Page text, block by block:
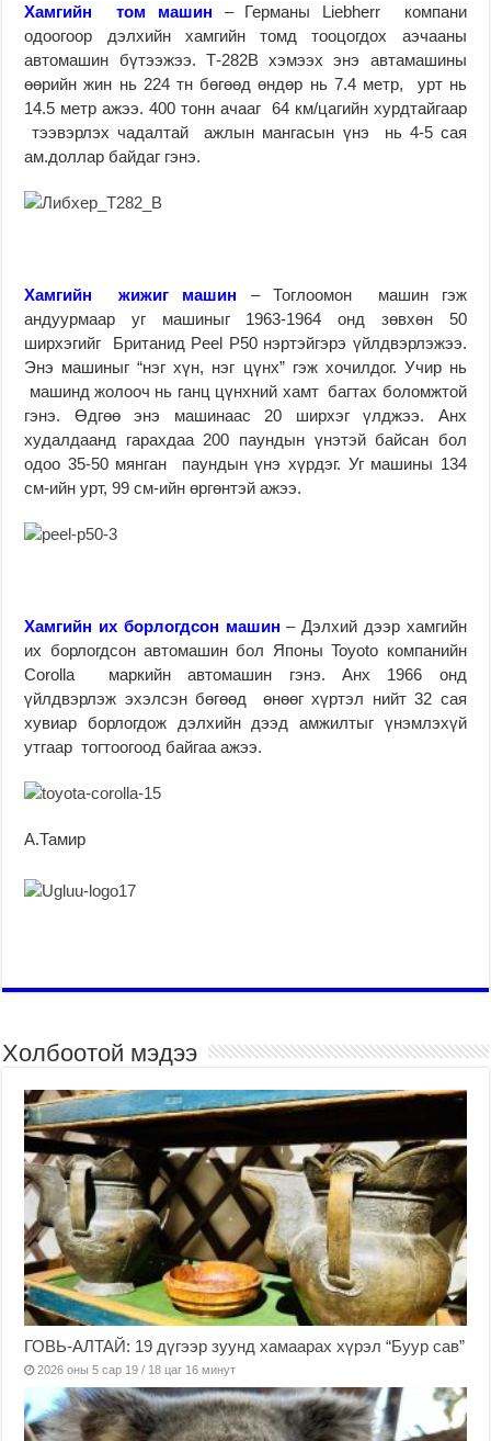
Хамгийн том машин – Германы Liebherr компани
одоогоор дэлхийн хамгийн томд тооцогдох аэчааны
автомашин бүтээжээ. Т-282В хэмээх энэ автамашины
өөрийн жин нь 224 тн бөгөөд өндөр нь 7.4 метр, урт нь
14.5 метр ажээ. 400 тонн ачааг 64 км/цагийн хурдтайгаар
тээвэрлэх чадалтай ажлын мангасын үнэ нь 4-5 сая
ам.доллар байдаг гэнэ.
Хамгийн жижиг машин – Тоглоомон машин гэж
андуурмаар уг машиныг 1963-1964 онд зөвхөн 50
ширхэгийг Британид Peel P50 нэртэйгэрэ үйлдвэрлэжээ.
Энэ машиныг “нэг хүн, нэг цүнх” гэж хочилдог. Учир нь
машинд жолооч нь ганц цүнхний хамт багтах боломжтой
гэнэ. Өдгөө энэ машинаас 20 ширхэг үлджээ. Анх
худалдаанд гарахдаа 200 паундын үнэтэй байсан бол
одоо 35-50 мянган паундын үнэ хүрдэг. Уг машины 134
см-ийн урт, 99 см-ийн өргөнтэй ажээ.
Хамгийн их борлогдсон машин – Дэлхий дээр хамгийн
их борлогдсон автомашин бол Японы Toyoto компанийн
Corolla маркийн автомашин гэнэ. Анх 1966 онд
үйлдвэрлэж эхэлсэн бөгөөд өнөөг хүртэл нийт 32 сая
хувиар борлогдож дэлхийн дээд амжилтыг үнэмлэхүй
утгаар тогтоогоод байгаа ажээ.
А.Тамир
Холбоотой мэдээ
ГОВЬ-АЛТАЙ: 19 дүгээр зуунд хамаарах хүрэл “Буур сав”
2026 оны 5 сар 19 / 18 цаг 16 минут